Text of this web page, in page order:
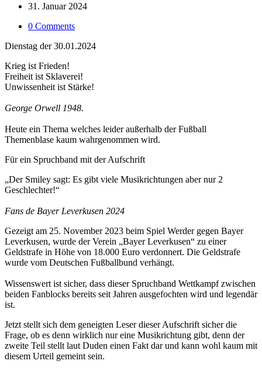
31. Januar 2024
0 Comments
Dienstag der 30.01.2024
Krieg ist Frieden!
Freiheit ist Sklaverei!
Unwissenheit ist Stärke!
George Orwell 1948.
Heute ein Thema welches leider außerhalb der Fußball
Themenblase kaum wahrgenommen wird.
Für ein Spruchband mit der Aufschrift
„Der Smiley sagt: Es gibt viele Musikrichtungen aber nur 2
Geschlechter!“
Fans de Bayer Leverkusen 2024
Gezeigt am 25. November 2023 beim Spiel Werder gegen Bayer
Leverkusen, wurde der Verein „Bayer Leverkusen“ zu einer
Geldstrafe in Höhe von 18.000 Euro verdonnert. Die Geldstrafe
wurde vom Deutschen Fußballbund verhängt.
Wissenswert ist sicher, dass dieser Spruchband Wettkampf zwischen
beiden Fanblocks bereits seit Jahren ausgefochten wird und legendär
ist.
Jetzt stellt sich dem geneigten Leser dieser Aufschrift sicher die
Frage, ob es denn wirklich nur eine Musikrichtung gibt, denn der
zweite Teil stellt laut Duden einen Fakt dar und kann wohl kaum mit
diesem Urteil gemeint sein.